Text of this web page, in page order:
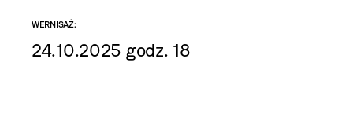
WERNISAŻ:
24.10.2025 godz. 18